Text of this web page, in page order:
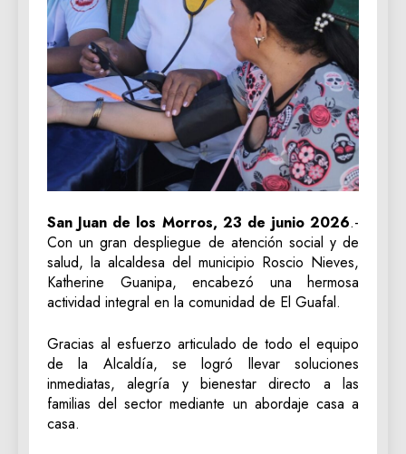
San Juan de los Morros, 23 de junio 2026.-
Con un gran despliegue de atención social y de
salud, la alcaldesa del municipio Roscio Nieves,
Katherine Guanipa, encabezó una hermosa
actividad integral en la comunidad de El Guafal.
Gracias al esfuerzo articulado de todo el equipo
de la Alcaldía, se logró llevar soluciones
inmediatas, alegría y bienestar directo a las
familias del sector mediante un abordaje casa a
casa.